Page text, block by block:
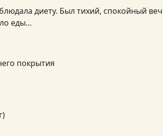
диету. Был тихий, спокойный
еды...
покрытия